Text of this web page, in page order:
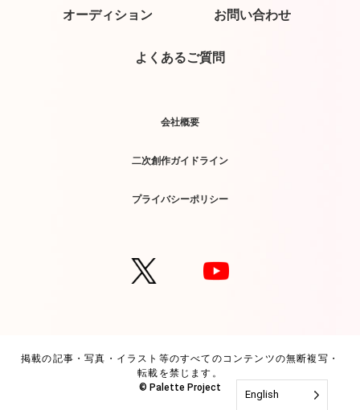
オーディション お問い合わせ
よくあるご質問
会社概要
二次創作ガイドライン
プライバシーポリシー
掲載の記事・写真・イラスト等のすべてのコンテンツの無断複写・
転載を禁じます。
© Palette Project
English